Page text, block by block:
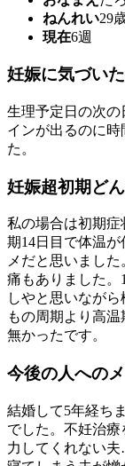
ねんれい29
現在6週
妊娠に気づい
生理予定日の次の
インが出るのに
た。
妊娠超初期ど
私の場合は初期
期14日目で体温
メだと思いまし
痛もありました。
しやと思いなが
もの周期より高
無かったです。
今後の人への
結婚して5年経ち
でした。不妊治
力してくれない